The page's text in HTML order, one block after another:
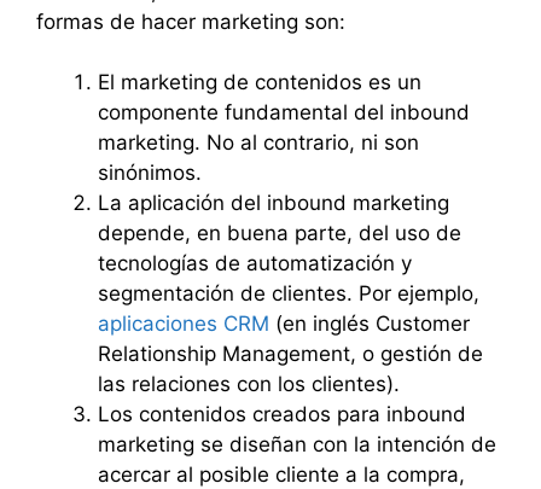
formas de hacer marketing son:
El marketing de contenidos es un
componente fundamental del inbound
marketing. No al contrario, ni son
sinónimos.
La aplicación del inbound marketing
depende, en buena parte, del uso de
tecnologías de automatización y
segmentación de clientes. Por ejemplo,
aplicaciones CRM (en inglés Customer
Relationship Management, o gestión de
las relaciones con los clientes).
Los contenidos creados para inbound
marketing se diseñan con la intención de
acercar al posible cliente a la compra,